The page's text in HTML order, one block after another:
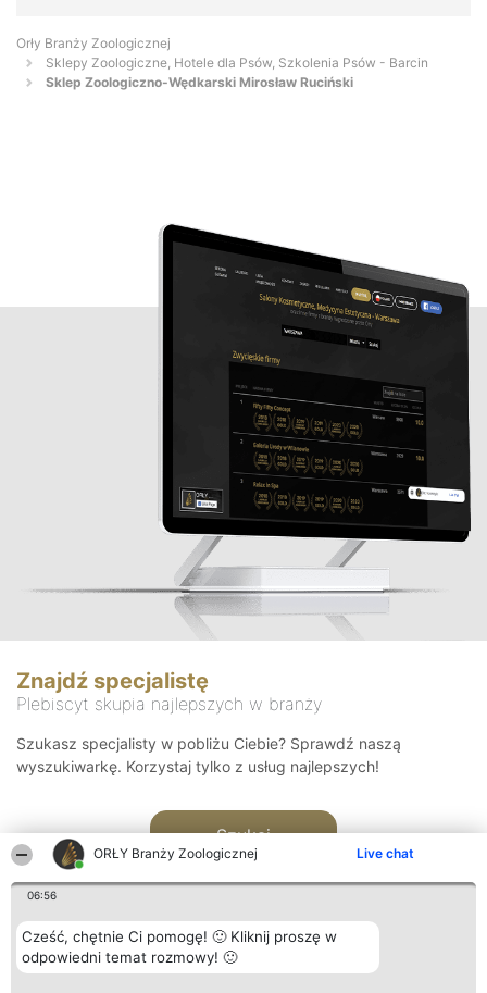
ORŁY Branży Zoologicznej Live chat
06:56
Cześć, chętnie Ci pomogę! 🙂 Kliknij proszę w
odpowiedni temat rozmowy! 🙂
Orły Branży Zoologicznej
Sklepy Zoologiczne, Hotele dla Psów, Szkolenia Psów - Barcin
Sklep Zoologiczno-Wędkarski Mirosław Ruciński
Znajdź specjalistę
Plebiscyt skupia najlepszych w branży
Szukasz specjalisty w pobliżu Ciebie? Sprawdź naszą
wyszukiwarkę. Korzystaj tylko z usług najlepszych!
Szukaj